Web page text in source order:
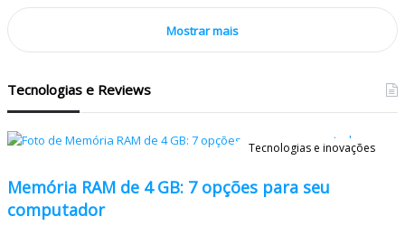
Mostrar mais
Tecnologias e Reviews
Tecnologias e inovações
Memória RAM de 4 GB: 7 opções para seu
computador